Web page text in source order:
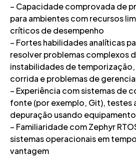
– Capacidade comprovada de
para ambientes com recursos
críticos de desempenho
– Fortes habilidades analíticas
resolver problemas complexos
instabilidades de
corrida e problemas de
– Experiência com sistemas de
fonte (por exemplo, Git), testes
depuração usando
– Familiaridade com Zephyr
sistemas operacionais em
vantagem